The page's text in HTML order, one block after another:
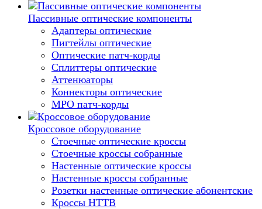
Пассивные оптические компоненты
Адаптеры оптические
Пигтейлы оптические
Оптические патч-корды
Сплиттеры оптические
Аттенюаторы
Коннекторы оптические
MPO патч-корды
Кроссовое оборудование
Стоечные оптические кроссы
Стоечные кроссы собранные
Настенные оптические кроссы
Настенные кроссы собранные
Розетки настенные оптические абонентские
Кроссы HTTB